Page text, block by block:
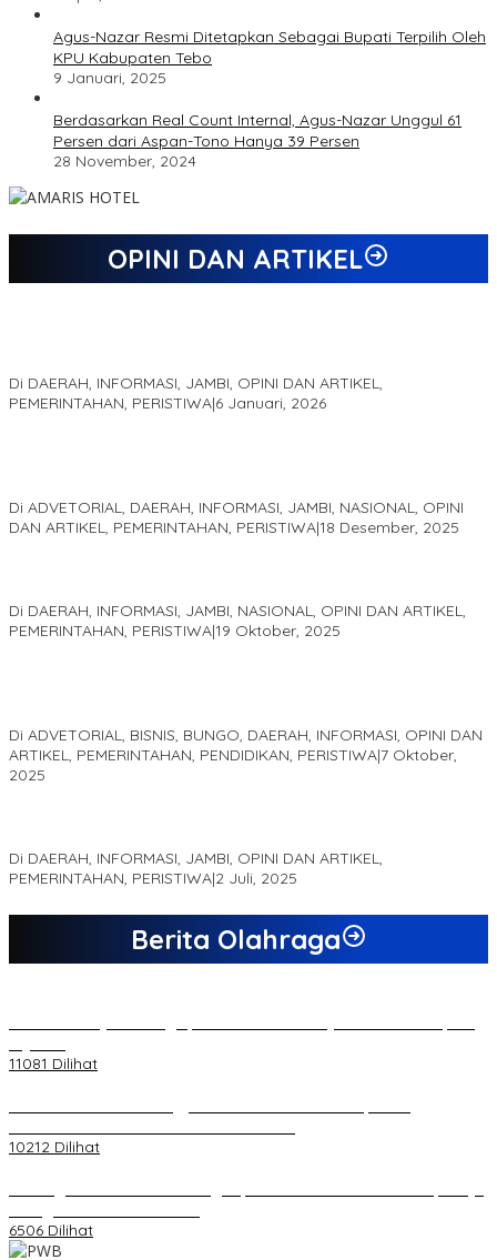
Agus-Nazar Resmi Ditetapkan Sebagai Bupati Terpilih Oleh
KPU Kabupaten Tebo
9 Januari, 2025
Berdasarkan Real Count Internal, Agus-Nazar Unggul 61
Persen dari Aspan-Tono Hanya 39 Persen
28 November, 2024
OPINI DAN ARTIKEL
Di DAERAH, INFORMASI, JAMBI, OPINI DAN ARTIKEL,
PEMERINTAHAN, PERISTIWA|6 Januari, 2026
Di ADVETORIAL, DAERAH, INFORMASI, JAMBI, NASIONAL, OPINI
DAN ARTIKEL, PEMERINTAHAN, PERISTIWA|18 Desember, 2025
Di DAERAH, INFORMASI, JAMBI, NASIONAL, OPINI DAN ARTIKEL,
PEMERINTAHAN, PERISTIWA|19 Oktober, 2025
Di ADVETORIAL, BISNIS, BUNGO, DAERAH, INFORMASI, OPINI DAN
ARTIKEL, PEMERINTAHAN, PENDIDIKAN, PERISTIWA|7 Oktober,
2025
Di DAERAH, INFORMASI, JAMBI, OPINI DAN ARTIKEL,
PEMERINTAHAN, PERISTIWA|2 Juli, 2025
Berita Olahraga
11081 Dilihat
10212 Dilihat
6506 Dilihat